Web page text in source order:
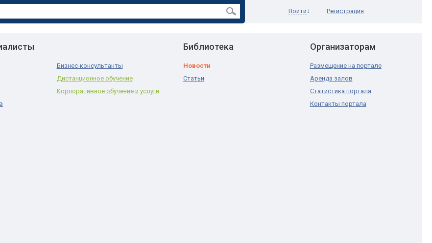
Войти ↓ Регистрация
Бизнес-консультанты
Дистанционное обучение
Корпоративное обучение и услуги
Библиотека
Новости
Статьи
Организаторам
Размещение на портале
Аренда залов
Статистика портала
Контакты портала